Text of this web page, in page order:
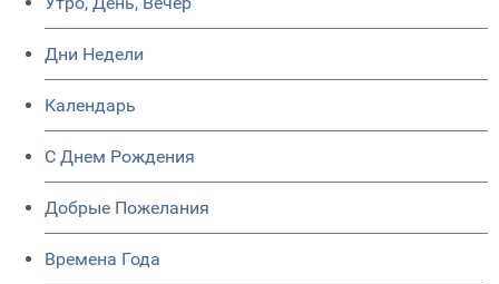
Дни Недели
Календарь
C Днем Рождения
Добрые Пожелания
Времена Года